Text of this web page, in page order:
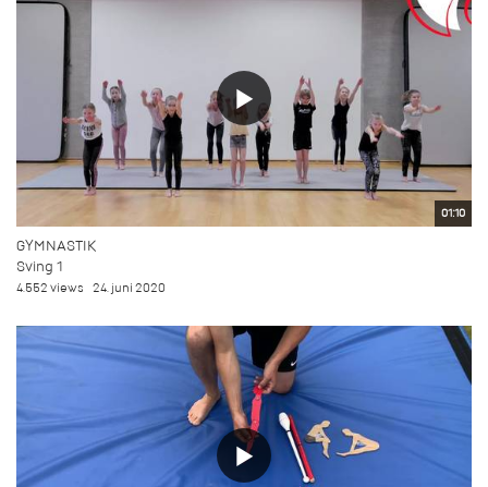
01:10
GYMNASTIK
Sving 1
4.552 views 24. juni 2020